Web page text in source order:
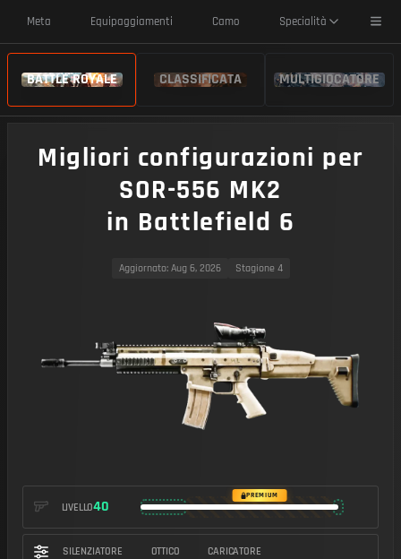
Meta Equipaggiamenti Camo Specialità
BATTLE ROYALE CLASSIFICATA MULTIGIOCATORE
Migliori configurazioni per
SOR-556 MK2
in Battlefield 6
Aggiornato: Aug 6, 2026 Stagione 4
LIVELLO40
PREMIUM
SILENZIATORE OTTICO CARICATORE